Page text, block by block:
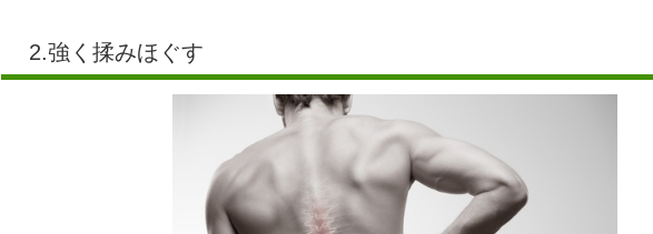
2.強く揉みほぐす